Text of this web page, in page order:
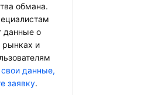
обмана.
данные о
рынках и
данные,
заявку.